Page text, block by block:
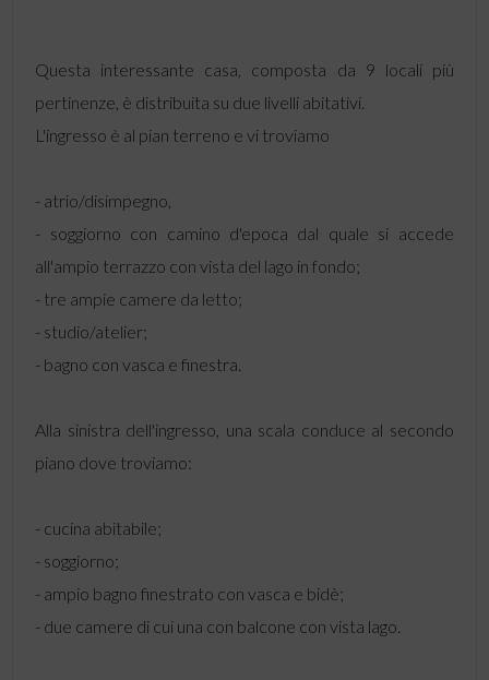
Questa interessante casa, composta da 9 locali più
pertinenze, è distribuita su due livelli abitativi.
L'ingresso è al pian terreno e vi troviamo
- atrio/disimpegno,
- soggiorno con camino d'epoca dal quale si accede
all'ampio terrazzo con vista del lago in fondo;
- tre ampie camere da letto;
- studio/atelier;
- bagno con vasca e finestra.
Alla sinistra dell'ingresso, una scala conduce al secondo
piano dove troviamo:
- cucina abitabile;
- soggiorno;
- ampio bagno finestrato con vasca e bidè;
- due camere di cui una con balcone con vista lago.